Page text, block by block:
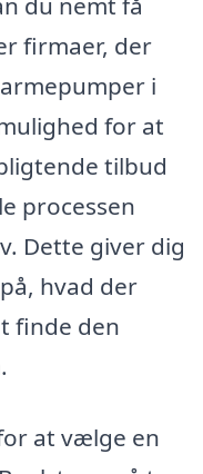
firmaer, der
i
for at
tilbud
processen
Dette giver dig
hvad der
finde den
at vælge en